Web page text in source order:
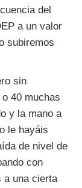
del
a un valor
subiremos
sin
40 muchas
y la mano a
le hayáis
de nivel de
con
a una cierta